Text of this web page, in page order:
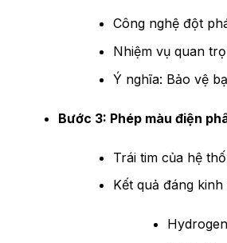
Công nghệ đột
Nhiệm vụ quan
Ý nghĩa: Bảo vệ
Bước 3: Phép màu điện
Trái tim của hệ
Kết quả đáng kinh